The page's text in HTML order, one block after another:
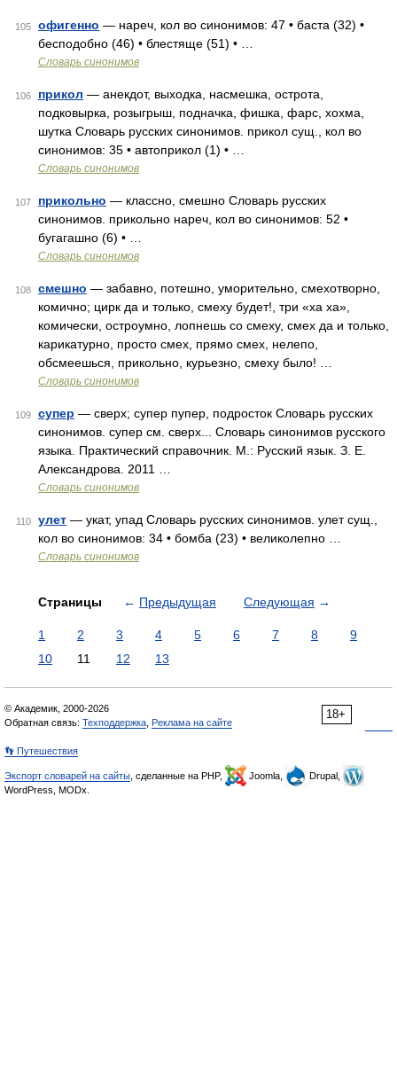
105 офигенно — нареч, кол во синонимов: 47 • баста (32) •
бесподобно (46) • блестяще (51) • …
Словарь синонимов
106 прикол — анекдот, выходка, насмешка, острота,
подковырка, розыгрыш, подначка, фишка, фарс, хохма,
шутка Словарь русских синонимов. прикол сущ., кол во
синонимов: 35 • автоприкол (1) • …
Словарь синонимов
107 прикольно — классно, смешно Словарь русских
синонимов. прикольно нареч, кол во синонимов: 52 •
бугагашно (6) • …
Словарь синонимов
108 смешно — забавно, потешно, уморительно, смехотворно,
комично; цирк да и только, смеху будет!, три «ха ха»,
комически, остроумно, лопнешь со смеху, смех да и только,
карикатурно, просто смех, прямо смех, нелепо,
обсмеешься, прикольно, курьезно, смеху было! …
Словарь синонимов
109 супер — сверх; супер пупер, подросток Словарь русских
синонимов. супер см. сверх... Словарь синонимов русского
языка. Практический справочник. М.: Русский язык. З. Е.
Александрова. 2011 …
Словарь синонимов
110 улет — укат, упад Словарь русских синонимов. улет сущ.,
кол во синонимов: 34 • бомба (23) • великолепно …
Словарь синонимов
Страницы ← Предыдущая Следующая →
1 2 3 4 5 6 7 8
9
10
11 12 13
18+
© Академик, 2000-2026
Обратная связь: Техподдержка Реклама на сайте
👣 Путешествия
Экспорт словарей на сайты , сделанные на PHP, Joomla,
Drupal,
WordPress, MODx.